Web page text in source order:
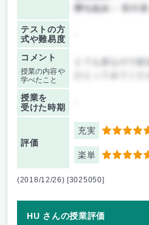
持ち込み：
教科
テストの方
式や難易度
コメント
授業の内容や
学べたこと
とても楽なので
授業を
受けた時期
評価
充実 5
楽単 5
(2018/12/26) [3025050]
HU さんの授業評価